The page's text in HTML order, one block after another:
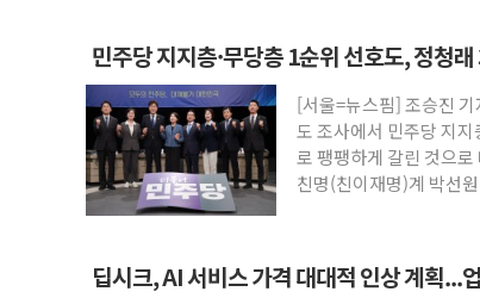
민주당 지지층·무당층 1순위 선호도, 정청
[서울=뉴스핌] 조승진
도 조사에서 민주당 지
로 팽팽하게 갈린 것으
친명(친이재명)계 박선
딥시크, AI 서비스 가격 대대적 인상 계획...